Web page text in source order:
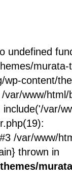
undefined
wp-content/
var/www/html/
var/
/var/www/
thrown in